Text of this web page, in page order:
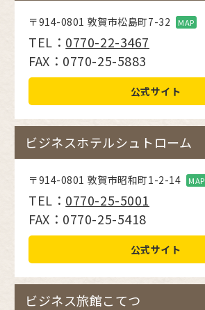
〒914-0801 敦賀市松島町7-32 MAP
TEL： 0770-22-3467
FAX：0770-25-5883
公式サイト
ビジネスホテルシュトローム
〒914-0801 敦賀市昭和町1-2-14 MAP
TEL： 0770-25-5001
FAX：0770-25-5418
公式サイト
ビジネス旅館こてつ